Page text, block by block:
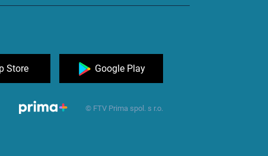
Store Google Play
© FTV Prima spol. s r.o.